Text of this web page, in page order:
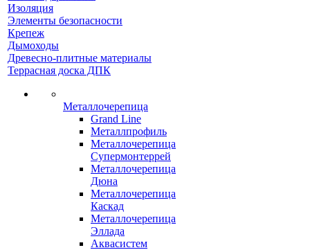
Изоляция
Элементы безопасности
Крепеж
Дымоходы
Древесно-плитные материалы
Террасная доска ДПК
Металлочерепица
Grand Line
Металлпрофиль
Металлочерепица
Супермонтеррей
Металлочерепица
Дюна
Металлочерепица
Каскад
Металлочерепица
Эллада
Аквасистем